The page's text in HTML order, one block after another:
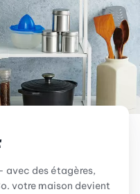
avec des étagères,
votre maison devient